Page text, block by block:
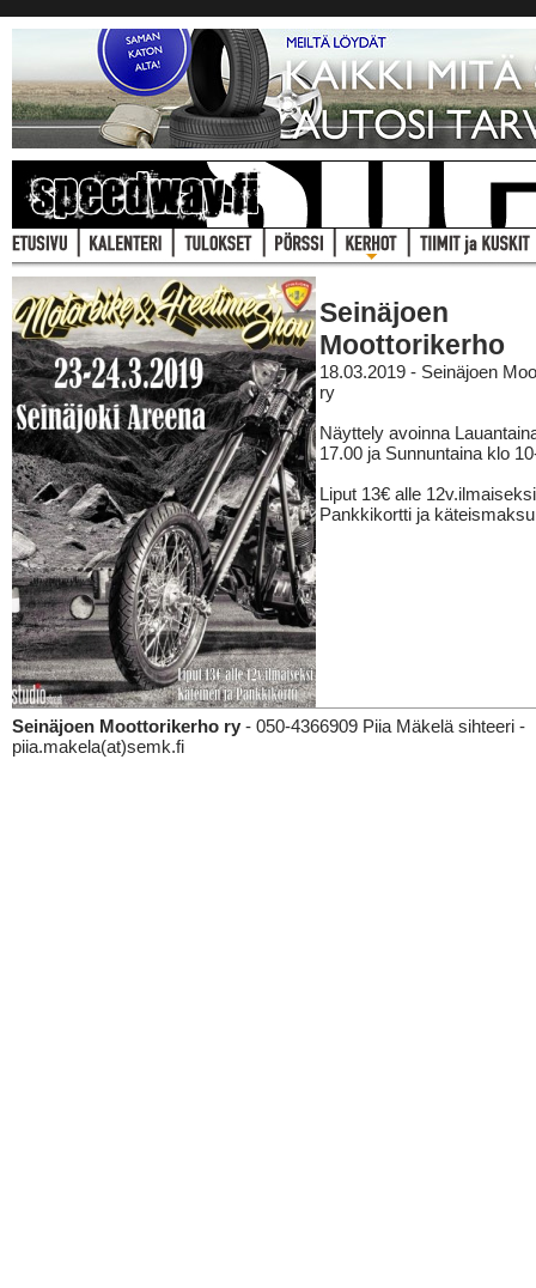
Seinäjoen
Moottorikerho
18.03.2019 - Seinäjoen
ry
Näyttely avoinna
17.00 ja Sunnuntaina klo
Liput 13€ alle 12v.ilmaiseksi
Pankkikortti ja
Seinäjoen Moottorikerho ry - 050-4366909 Piia Mäkelä sihteeri -
piia.makela(at)semk.fi